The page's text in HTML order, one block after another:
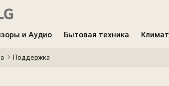
и Аудио Бытовая техника
Поддержка